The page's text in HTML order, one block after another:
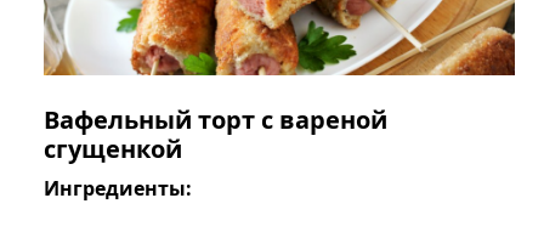
Вафельный торт с вареной
сгущенкой
Ингредиенты: